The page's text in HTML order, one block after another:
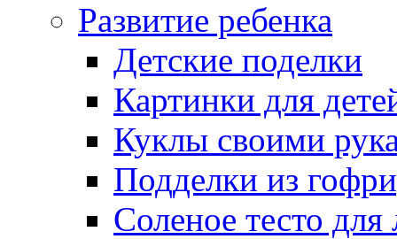
Развитие ребенка
Детские поделки
Картинки для
Куклы своими
Подделки из
Соленое тесто для